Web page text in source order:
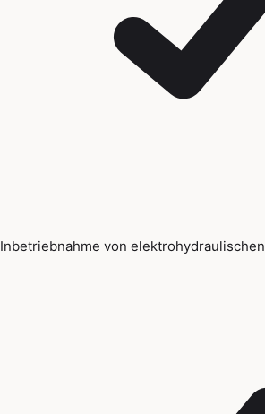
Inbetriebnahme von